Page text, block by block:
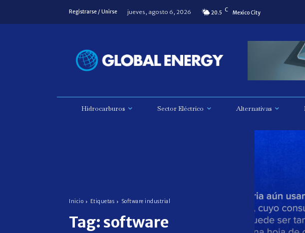
Registrarse / Unirse jueves, agosto 6, 2026 20.5 C Mexico City
Hidrocarburos Sector Eléctrico Alternativas
Inicio Etiquetas Software industrial
Tag: software